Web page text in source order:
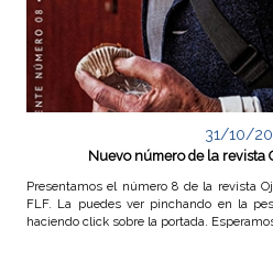
31/10/
Nuevo número de la revista
Presentamos el número 8 de la revista
FLF. La puedes ver pinchando en la
haciendo click sobre la portada.